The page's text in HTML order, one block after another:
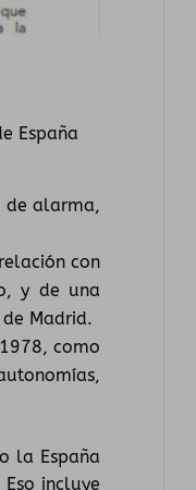
España
de alarma,
con
y de una
Madrid.
como
la España
incluye